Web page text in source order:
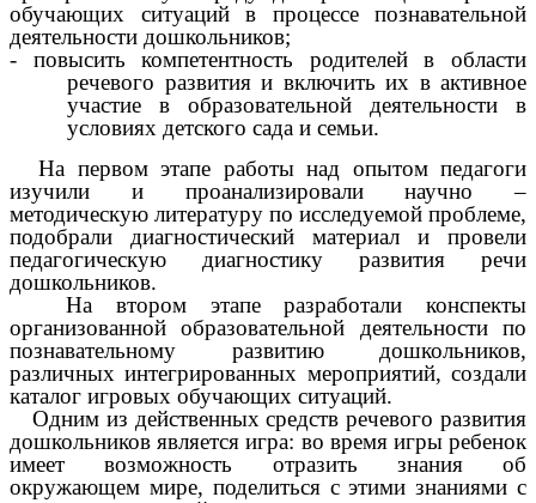
обучающих ситуаций в процессе познавательной
деятельности дошкольников;
- повысить компетентность родителей в области
речевого развития и включить их в активное
участие в образовательной деятельности в
условиях детского сада и семьи.
На первом этапе работы над опытом педагоги
изучили и проанализировали научно –
методическую литературу по исследуемой проблеме,
подобрали диагностический материал и провели
педагогическую диагностику развития речи
дошкольников.
На втором этапе разработали конспекты
организованной образовательной деятельности по
познавательному развитию дошкольников,
различных интегрированных мероприятий, создали
каталог игровых обучающих ситуаций.
Одним из действенных средств речевого развития
дошкольников является игра: во время игры ребенок
имеет возможность отразить знания об
окружающем мире, поделиться с этими знаниями с